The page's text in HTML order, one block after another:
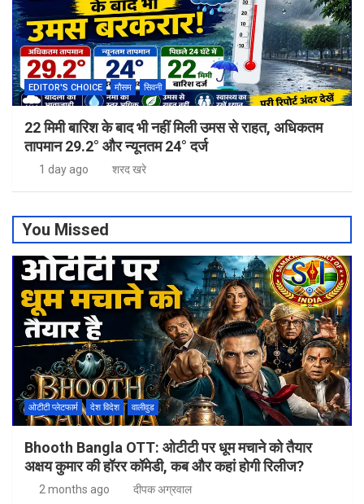
EDITOR'S CHOICE मौसम सिवनी
22 मिमी बारिश के बाद भी नहीं मिली उमस से राहत, अधिकतम
तापमान 29.2° और न्यूनतम 24° दर्ज
1 day ago शरद खरे
You Missed
ओटीटी प्लेटफार्म देश विदेश वालीवुड
Bhooth Bangla OTT: ओटीटी पर धूम मचाने को तैयार
अक्षय कुमार की हॉरर कॉमेडी, कब और कहां होगी रिलीज?
2 months ago दीपक अग्रवाल